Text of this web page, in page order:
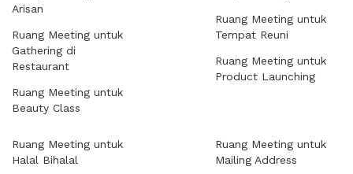
Arisan
Ruang Meeting untuk
Gathering di
Restaurant
Ruang Meeting untuk
Beauty Class
Ruang Meeting untuk
Tempat Reuni
Ruang Meeting untuk
Product Launching
Ruang Meeting untuk
Halal Bihalal
Ruang Meeting untuk
Mailing Address